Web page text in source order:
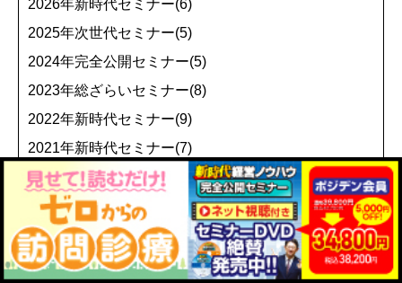
2026年新時代セミナー(6)
2025年次世代セミナー(5)
2024年完全公開セミナー(5)
2023年総ざらいセミナー(8)
2022年新時代セミナー(9)
2021年新時代セミナー(7)
歯周病セミナー(29)
セミナー開催報告(16)
ベーシックセミナー(9)
歯周病セミナー(7)